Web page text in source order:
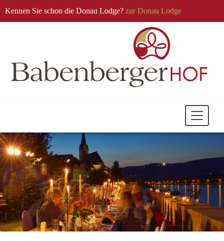
Kennen Sie schon die Donau Lodge? zur Donau Lodge
Mobile